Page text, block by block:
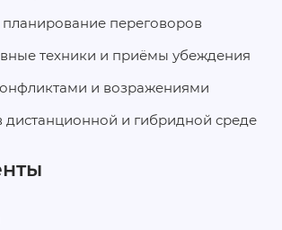
переговоров
техники и приёмы убеждения
и возражениями
дистанционной и гибридной среде